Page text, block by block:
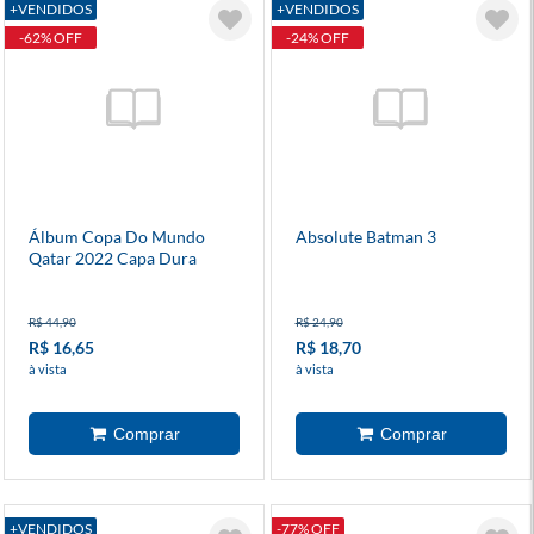
+VENDIDOS
-62% OFF
Álbum Copa Do Mundo
Qatar 2022 Capa Dura
R$ 44,90
R$ 16,65
à vista
+VENDIDOS
-24% OFF
Absolute Batman 3
R$ 24,90
R$ 18,70
à vista
+VENDIDOS -77% OFF